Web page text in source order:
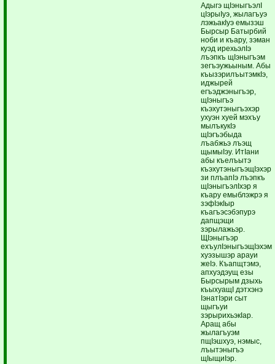
Адыгэ щIэныгъэлI
цIэрыIуэ, жылагъуэ
лэжьакIуэ емызэш
Бырсыр Батырбий
ноби и къару, зэман
куэд ирехьэлIэ
лъэпкъ щIэныгъэм
зегъэужьыным. Абы
къызэрилъытэмкIэ,
иджырей
егъэджэныгъэр,
щIэныгъэ
къэхутэныгъэхэр
ухуэн хуей мэхъу
мылъкукIэ
щIэгъэбыда
лъабжьэ лъэщ
щымыIэу. ИтIани
абы къелъытэ
къэхутэныгъэщIэхэр
зи плъапIэ лъэпкъ
щIэныгъэлIхэр я
къару емыблэжрэ я
зэфIэкIыр
къагъэсэбэпурэ
дапщэщи
зэрылажьэр.
ЩIэныгъэр
ехъулIэныгъэщIэхэм
хуэзышэр арауи
жеIэ. Къапщтэмэ,
апхуэдэущ езы
Бырсырым дзыхь
къыхуащI дэтхэнэ
IэнатIэри сыт
щыгъуи
зэрырихьэкIар.
Аращ абы
жылагъуэм
пщIэшхуэ, нэмыс,
лъытэныгъэ
щIыщиIэр.